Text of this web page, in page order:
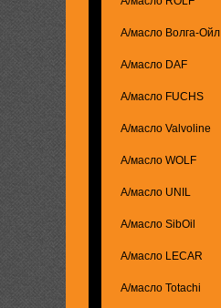
А/масло Волга-Ойл
А/масло DAF
А/масло FUCHS
А/масло Valvoline
А/масло WOLF
А/масло UNIL
А/масло SibOil
А/масло LECAR
А/масло Totachi